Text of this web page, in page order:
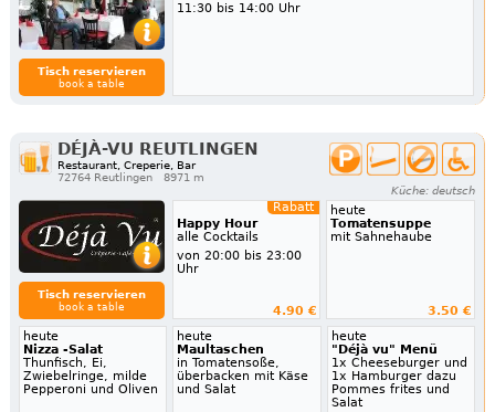
Tisch reservieren
book a table
11:30 bis 14:00 Uhr
DÉJÀ-VU REUTLINGEN
Restaurant, Creperie, Bar
72764 Reutlingen
8971 m
Küche: deutsch
Tisch reservieren
book a table
Rabatt
Happy Hour
alle Cocktails
von 20:00 bis 23:00
Uhr
4.90 €
heute
Tomatensuppe
mit Sahnehaube
3.50 €
heute
Nizza -Salat
Thunfisch, Ei,
Zwiebelringe, milde
Pepperoni und Oliven
heute
Maultaschen
in Tomatensoße,
überbacken mit Käse
und Salat
heute
"Déjà vu" Menü
1x Cheeseburger und
1x Hamburger dazu
Pommes frites und
Salat